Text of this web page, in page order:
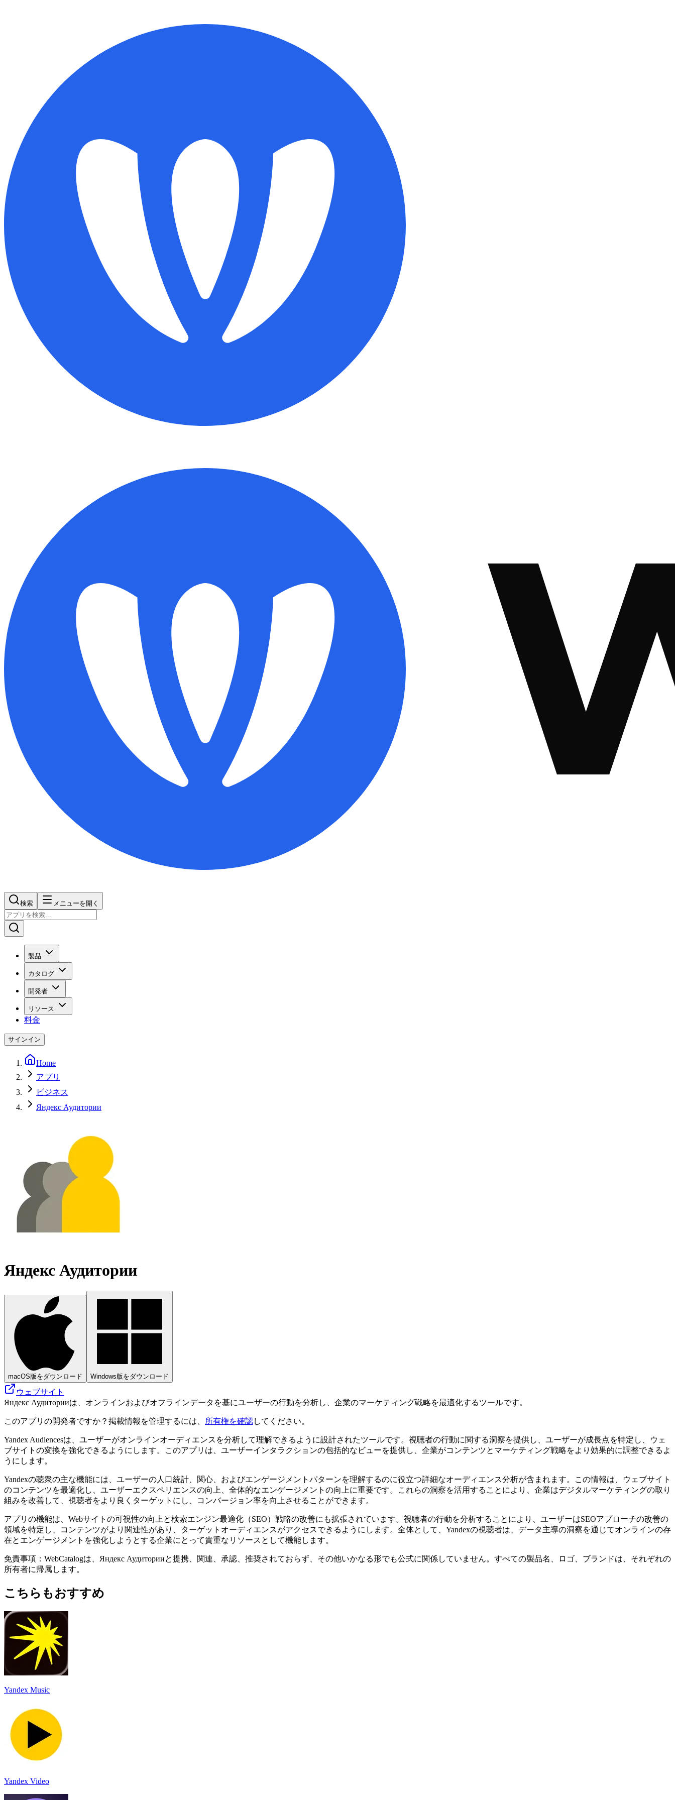
検索 メニューを開く
製品
カタログ
開発者
リソース
料金
サインイン
Home
アプリ
ビジネス
Яндекс Аудитории
Яндекс Аудитории
macOS版をダウンロード Windows版をダウンロード
ウェブサイト
Яндекс Аудиторииは、オンラインおよびオフラインデータを基にユーザーの行動を分析し、企業のマーケティング戦略を最適化するツールです。
このアプリの開発者ですか？掲載情報を管理するには、 所有権を確認してください。
Yandex Audiencesは、ユーザーがオンラインオーディエンスを分析して理解できるように設計されたツールです。視聴者の行動に関する洞察を提供し、ユーザーが成長点を特定し、ウェ
ブサイトの変換を強化できるようにします。このアプリは、ユーザーインタラクションの包括的なビューを提供し、企業がコンテンツとマーケティング戦略をより効果的に調整できるよ
うにします。
Yandexの聴衆の主な機能には、ユーザーの人口統計、関心、およびエンゲージメントパターンを理解するのに役立つ詳細なオーディエンス分析が含まれます。この情報は、ウェブサイト
のコンテンツを最適化し、ユーザーエクスペリエンスの向上、全体的なエンゲージメントの向上に重要です。これらの洞察を活用することにより、企業はデジタルマーケティングの取り
組みを改善して、視聴者をより良くターゲットにし、コンバージョン率を向上させることができます。
アプリの機能は、Webサイトの可視性の向上と検索エンジン最適化（SEO）戦略の改善にも拡張されています。視聴者の行動を分析することにより、ユーザーはSEOアプローチの改善の
領域を特定し、コンテンツがより関連性があり、ターゲットオーディエンスがアクセスできるようにします。全体として、Yandexの視聴者は、データ主導の洞察を通じてオンラインの存
在とエンゲージメントを強化しようとする企業にとって貴重なリソースとして機能します。
免責事項：WebCatalogは、Яндекс Аудиторииと提携、関連、承認、推奨されておらず、その他いかなる形でも公式に関係していません。すべての製品名、ロゴ、ブランドは、それぞれの
所有者に帰属します。
こちらもおすすめ
Yandex Music
Yandex Video